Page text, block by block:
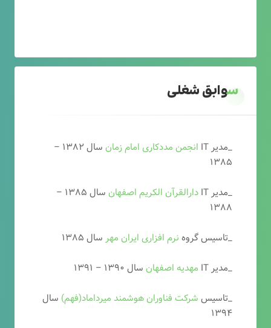
سوابق شغلی
_مدیر IT انجمن مددکاری امام زمان
سال ۱۳۸۲ –
۱۳۸۵
_مدیر IT
دارالقرآن الکریم اصفهان
سال ۱۳۸۵ –
۱۳۸۸
_تاسیس گروه نرم افزاری ایران مهر سال ۱۳۸۵
_مدیر IT
مهدیه اصفهان سال ۱۳۹۰ – ۱۳۹۱
_تاسیس شرکت فناوران هوشمند میرداماد(فهم) سال
۱۳۹۴